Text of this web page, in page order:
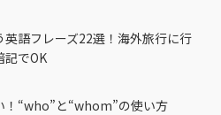
英語フレーズ22選！海外旅行に行
記でOK
！“who”と“whom”の使い方